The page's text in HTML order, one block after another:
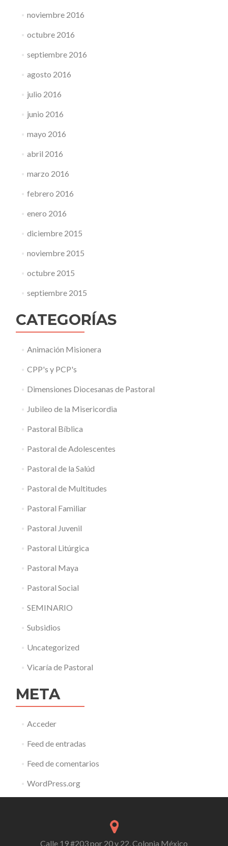
noviembre 2016
octubre 2016
septiembre 2016
agosto 2016
julio 2016
junio 2016
mayo 2016
abril 2016
marzo 2016
febrero 2016
enero 2016
diciembre 2015
noviembre 2015
octubre 2015
septiembre 2015
CATEGORÍAS
Animación Misionera
CPP's y PCP's
Dimensiones Diocesanas de Pastoral
Jubileo de la Misericordia
Pastoral Bíblica
Pastoral de Adolescentes
Pastoral de la Salúd
Pastoral de Multitudes
Pastoral Familiar
Pastoral Juvenil
Pastoral Litúrgica
Pastoral Maya
Pastoral Social
SEMINARIO
Subsidios
Uncategorized
Vicaría de Pastoral
META
Acceder
Feed de entradas
Feed de comentarios
WordPress.org
Calle 19 #203 por 20 y 22, Colonia México